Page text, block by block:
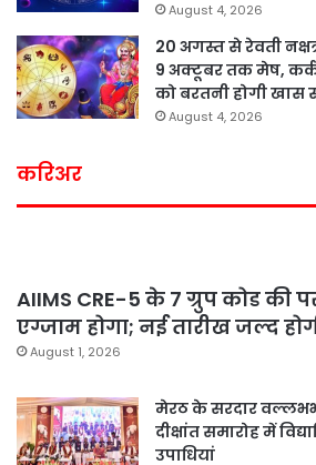
August 4, 2026
20 अगस्त से रेवती
9 अक्टूबर तक मेष, कर्क
को बरतनी होगी खास
August 4, 2026
करिअर
AIIMS CRE-5 के 7 ग्रुप कोड की
एग्जाम होगा; नई तारीख जल्द
August 1, 2026
मेरठ के सरदार
दीक्षांत समारोह में
उपाधियां